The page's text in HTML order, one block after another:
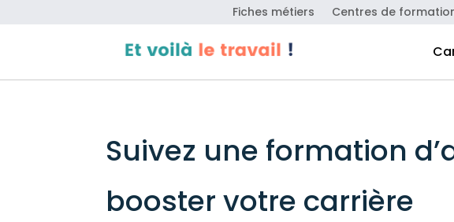
Fiches métiers Centres de
Suivez une formation
booster votre carrière